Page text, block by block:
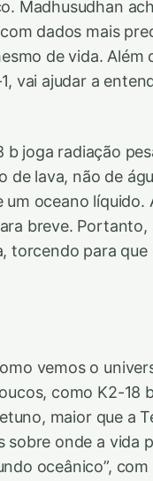
Madhusudhan
dados mais
de vida. Além
vai ajudar a
b joga radiação
de lava, não de
oceano líquido.
breve.
torcendo para
vemos o
como K2-18
maior que a
onde a vida
oceânico”,